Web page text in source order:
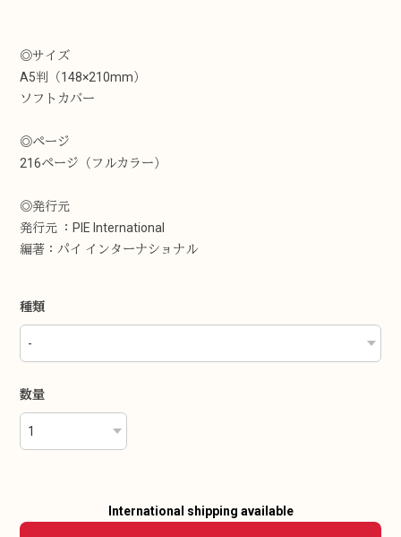
◎サイズ
A5判（148×210mm）
ソフトカバー
◎ページ
216ページ（フルカラー）
◎発行元
発行元 ：PIE International
編著：パイ インターナショナル
種類
数量
International shipping available